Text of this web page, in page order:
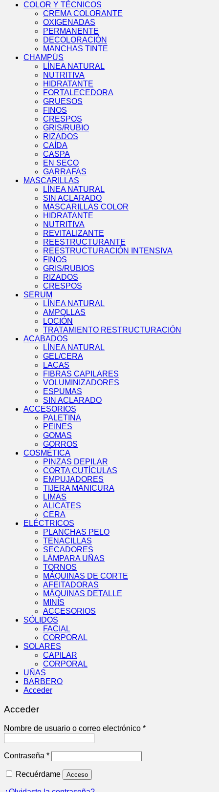
COLOR Y TÉCNICOS
CREMA COLORANTE
OXIGENADAS
PERMANENTE
DECOLORACIÓN
MANCHAS TINTE
CHAMPÚS
LÍNEA NATURAL
NUTRITIVA
HIDRATANTE
FORTALECEDORA
GRUESOS
FINOS
CRESPOS
GRIS/RUBIO
RIZADOS
CAÍDA
CASPA
EN SECO
GARRAFAS
MASCARILLAS
LÍNEA NATURAL
SIN ACLARADO
MASCARILLAS COLOR
HIDRATANTE
NUTRITIVA
REVITALIZANTE
REESTRUCTURANTE
REESTRUCTURACIÓN INTENSIVA
FINOS
GRIS/RUBIOS
RIZADOS
CRESPOS
SERUM
LÍNEA NATURAL
AMPOLLAS
LOCIÓN
TRATAMIENTO RESTRUCTURACIÓN
ACABADOS
LÍNEA NATURAL
GEL/CERA
LACAS
FIBRAS CAPILARES
VOLUMINIZADORES
ESPUMAS
SIN ACLARADO
ACCESORIOS
PALETINA
PEINES
GOMAS
GORROS
COSMÉTICA
PINZAS DEPILAR
CORTA CUTÍCULAS
EMPUJADORES
TIJERA MANICURA
LIMAS
ALICATES
CERA
ELÉCTRICOS
PLANCHAS PELO
TENACILLAS
SECADORES
LÁMPARA UÑAS
TORNOS
MÁQUINAS DE CORTE
AFEITADORAS
MÁQUINAS DETALLE
MINIS
ACCESORIOS
SÓLIDOS
FACIAL
CORPORAL
SOLARES
CAPILAR
CORPORAL
UÑAS
BARBERO
Acceder
Acceder
Nombre de usuario o correo electrónico *Obligatorio
Contraseña *Obligatorio
Recuérdame Acceso